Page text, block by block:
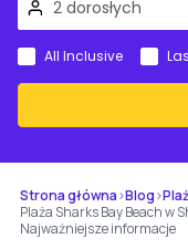
All Inclusive
Strona główna›Blog›
Plaża Sharks Bay Beach w
Najważniejsze informacje